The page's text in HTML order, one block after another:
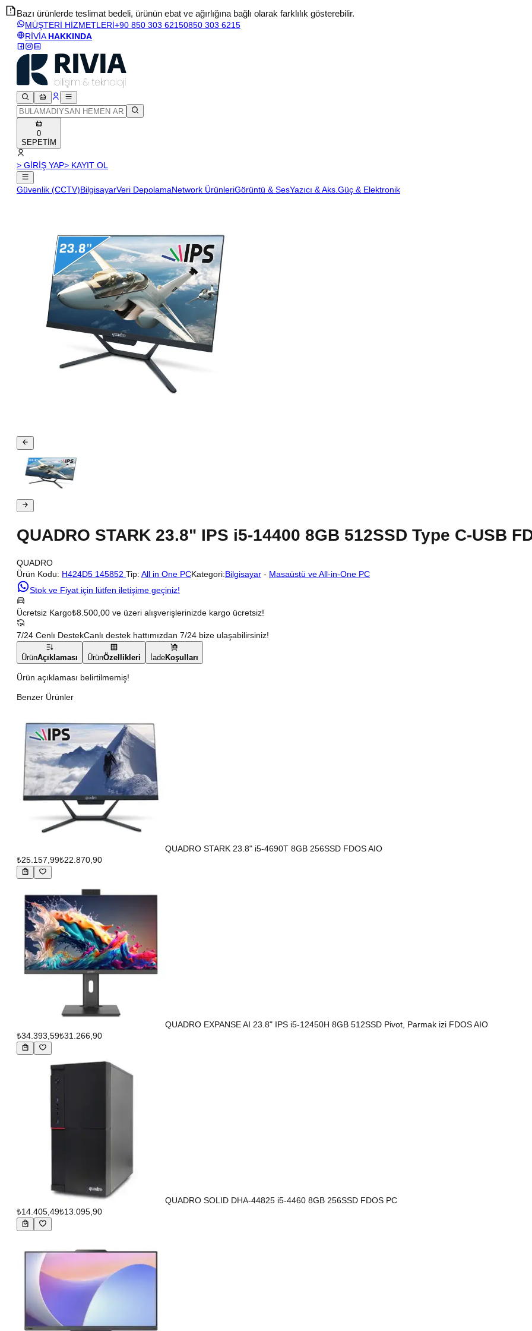
Bazı ürünlerde teslimat bedeli, ürünün ebat ve ağırlığına bağlı olarak farklılık gösterebilir.
MÜŞTERİ HİZMETLERİ+90 850 303 62150850 303 6215
RİVİA HAKKINDA
0
SEPETİM
> GİRİŞ YAP> KAYIT OL
Güvenlik (CCTV)BilgisayarVeri DepolamaNetwork ÜrünleriGörüntü & SesYazıcı & Aks.Güç & Elektronik
QUADRO STARK 23.8" IPS i5-14400 8GB 512SSD Type C-USB
QUADRO
Ürün Kodu: H424D5 145852 Tip: All in One PCKategori:Bilgisayar - Masaüstü ve All-in-One PC
Stok ve Fiyat için lütfen iletişime geçiniz!
Ücretsiz Kargo₺8.500,00 ve üzeri alışverişlerinizde kargo ücretsiz!
7/24 Cenlı DestekCanlı destek hattımızdan 7/24 bize ulaşabilirsiniz!
ÜrünAçıklaması ÜrünÖzellikleri İadeKoşulları
Ürün açıklaması belirtilmemiş!
Benzer Ürünler
QUADRO STARK 23.8" i5-4690T 8GB 256SSD FDOS AIO
₺25.157,99₺22.870,90
QUADRO EXPANSE AI 23.8" IPS i5-12450H 8GB 512SSD Pivot, Parmak izi FDOS AIO
₺34.393,59₺31.266,90
QUADRO SOLID DHA-44825 i5-4460 8GB 256SSD FDOS PC
₺14.405,49₺13.095,90